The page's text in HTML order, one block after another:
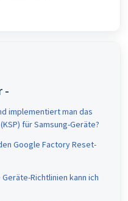
-
implementiert man das
für Samsung-Geräte?
Google Factory Reset-
Richtlinien kann ich